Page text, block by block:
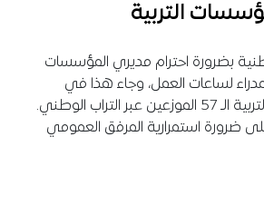
التربية
بضرورة احترام مديري المؤسسات
لساعات العمل، وجاء هذا في
مراسلة لها لمديريات التربية الـ 57 الموزعين عبر التراب الوطني.
ضرورة استمرارية المرفق العمومي